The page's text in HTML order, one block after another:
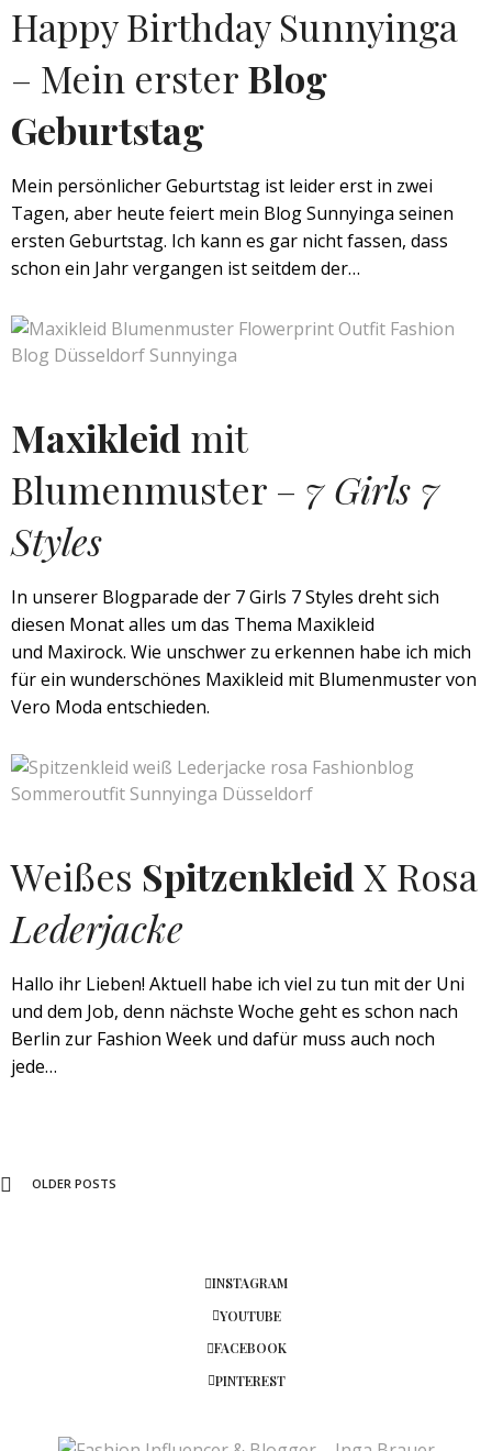
Happy Birthday Sunnyinga
– Mein ersterBlog
Geburtstag
Mein persönlicher Geburtstag ist leider erst in zwei
Tagen, aber heute feiert mein Blog Sunnyinga seinen
ersten Geburtstag. Ich kann es gar nicht fassen, dass
schon ein Jahr vergangen ist seitdem der…
Maxikleidmit
Blumenmuster – 7 Girls 7
Styles
In unserer Blogparade der 7 Girls 7 Styles dreht sich
diesen Monat alles um das Thema Maxikleid
und Maxirock. Wie unschwer zu erkennen habe ich mich
für ein wunderschönes Maxikleid mit Blumenmuster von
Vero Moda entschieden.
Weißes SpitzenkleidX Rosa
Lederjacke
Hallo ihr Lieben! Aktuell habe ich viel zu tun mit der Uni
und dem Job, denn nächste Woche geht es schon nach
Berlin zur Fashion Week und dafür muss auch noch
jede…
OLDER POSTS
INSTAGRAM
YOUTUBE
FACEBOOK
PINTEREST